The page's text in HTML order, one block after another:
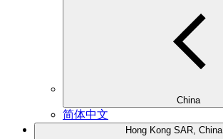
China
简体中文
Hong Kong SAR, China